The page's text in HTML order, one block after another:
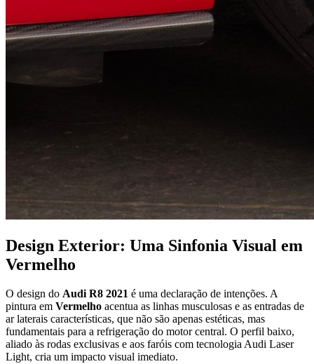
Design Exterior: Uma Sinfonia Visual em
Vermelho
O design do Audi R8 2021 é uma declaração de intenções. A
pintura em Vermelho acentua as linhas musculosas e as entradas de
ar laterais características, que não são apenas estéticas, mas
fundamentais para a refrigeração do motor central. O perfil baixo,
aliado às rodas exclusivas e aos faróis com tecnologia Audi Laser
Light, cria um impacto visual imediato.